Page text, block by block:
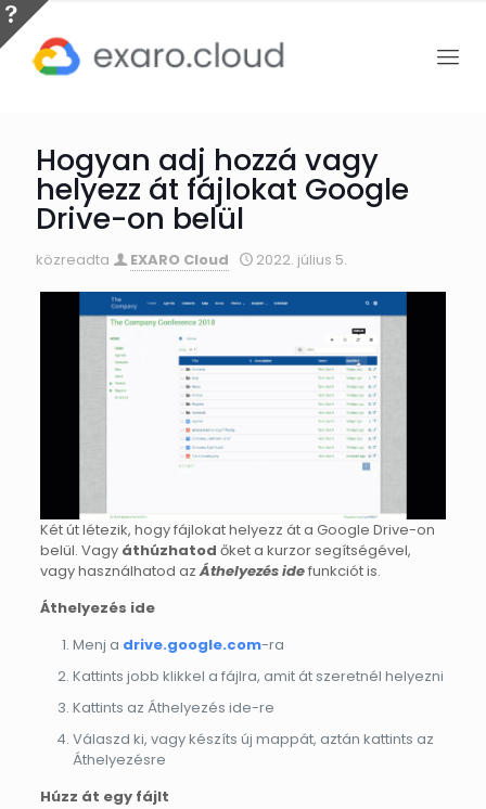
Hogyan adj hozzá vagy
helyezz át fájlokat Google
Drive-on belül
közreadta EXARO Cloud 2022. július 5.
Két út létezik, hogy fájlokat helyezz át a Google Drive-on
belül. Vagy áthúzhatod őket a kurzor segítségével,
vagy használhatod azÁthelyezés idefunkciót is.
Áthelyezés ide
Menj a drive.google.com-ra
Kattints jobb klikkel a fájlra, amit át szeretnél helyezni
Kattints az Áthelyezés ide-re
Válaszd ki, vagy készíts új mappát, aztán kattints az
Áthelyezésre
Húzz át egy fájlt